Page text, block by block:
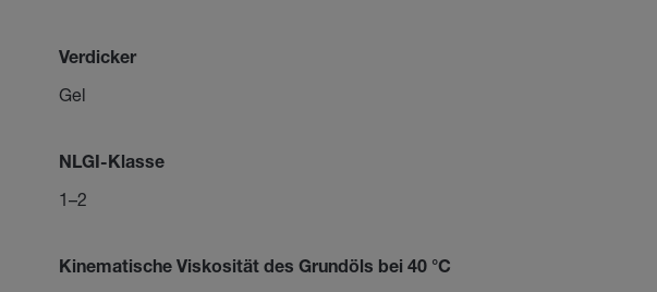
Verdicker
Gel
NLGI-Klasse
1–2
Kinematische Viskosität des Grundöls bei 40 °C